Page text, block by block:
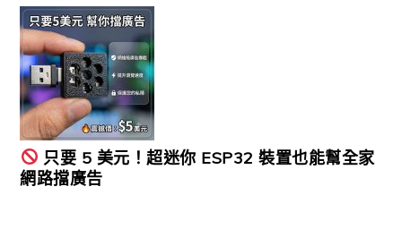
只要 5 美元！超迷你 ESP32 裝置也能幫全家
網路擋廣告